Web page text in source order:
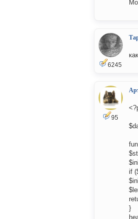
6245
95
if
}